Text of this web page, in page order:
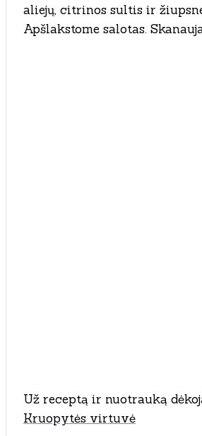
aliejų, citrinos sultis ir
Apšlakstome salotas.
Už receptą ir nuotrauką
Kruopytės virtuvė